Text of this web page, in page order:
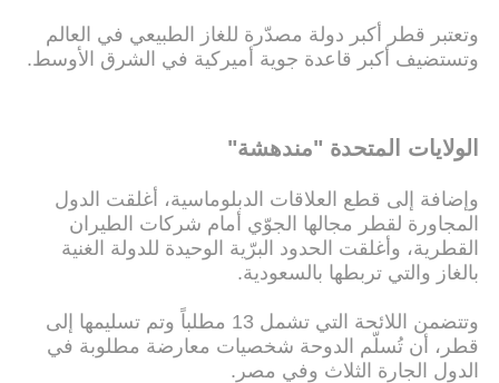
وتعتبر قطر أكبر دولة مصدّرة للغاز الطبيعي في العالم
وتستضيف أكبر قاعدة جوية أميركية في الشرق الأوسط.
الولايات المتحدة "مندهشة"
وإضافة إلى قطع العلاقات الدبلوماسية، أغلقت الدول
المجاورة لقطر مجالها الجوّي أمام شركات الطيران
القطرية، وأغلقت الحدود البرّية الوحيدة للدولة الغنية
بالغاز والتي تربطها بالسعودية.
وتتضمن اللائحة التي تشمل 13 مطلباً وتم تسليمها إلى
قطر، أن تُسلّم الدوحة شخصيات معارضة مطلوبة في
الدول الجارة الثلاث وفي مصر.